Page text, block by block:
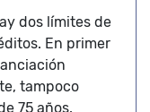
dos límites de
En primer
tampoco
75 años.